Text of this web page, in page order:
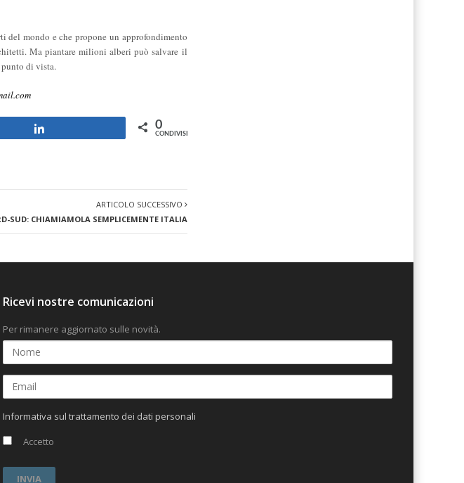
del mondo e che propone un approfondimento
Ma piantare milioni alberi può salvare il
di vista.
0
CONDIVISIONI
ARTICOLO SUCCESSIVO
SUD: CHIAMIAMOLA SEMPLICEMENTE ITALIA
Ricevi nostre comunicazioni
Per rimanere aggiornato sulle novità.
Informativa sul trattamento dei dati personali
Accetto